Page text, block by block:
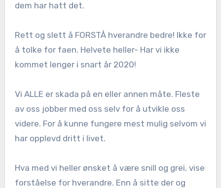
dem har hatt det.
Rett og slett å FORSTÅ hverandre bedre! Ikke for
å tolke for faen. Helvete heller- Har vi ikke
kommet lenger i snart år 2020!
Vi ALLE er skada på en eller annen måte. Fleste
av oss jobber med oss selv for å utvikle oss
videre. For å kunne fungere mest mulig selvom vi
har opplevd dritt i livet.
Hva med vi heller ønsket å være snill og grei, vise
forståelse for hverandre. Enn å sitte der og